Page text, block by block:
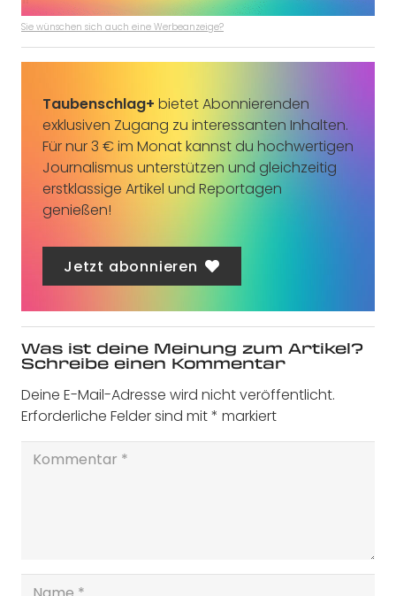
Sie wünschen sich auch eine Werbeanzeige?
Taubenschlag+ bietet Abonnierenden
exklusiven Zugang zu interessanten Inhalten.
Für nur 3 € im Monat kannst du hochwertigen
Journalismus unterstützen und gleichzeitig
erstklassige Artikel und Reportagen
genießen!
Jetzt abonnieren
Was ist deine Meinung zum Artikel?
Schreibe einen Kommentar
Deine E-Mail-Adresse wird nicht veröffentlicht.
Erforderliche Felder sind mit* markiert